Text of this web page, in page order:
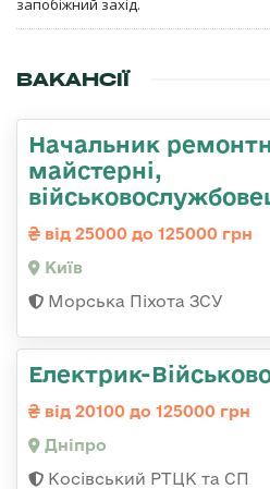
запобіжний захід.
ВАКАНСІЇ
Начальник
майстерні,
від 25000 до 125000 грн
Київ
Морська Піхота ЗСУ
Електрик-
від 20100 до 125000 грн
Дніпро
Косівський РТЦК та СП